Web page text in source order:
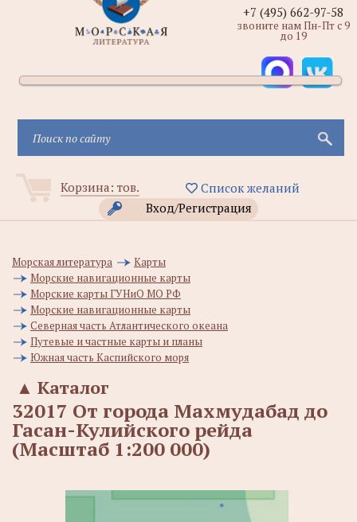
Корзина: тов.
Список желаний
Вход/Регистрация
+7 (495) 662-97-58
звоните нам Пн-Пт с 9
до 19
Морская литература
Карты
Морские навигационные карты
Морские карты ГУНиО МО РФ
Морские навигационные карты
Северная часть Атлантического океана
Путевые и частные карты и планы
Южная часть Каспийского моря
Каталог
▲
32017 От города Махмудабад до
Гасан-Кулийского рейда
(Масштаб 1:200 000)